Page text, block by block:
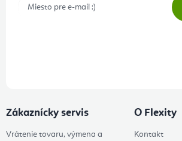
Zákaznícky servis
Vrátenie tovaru, výmena a
O Flexity
Kontakt